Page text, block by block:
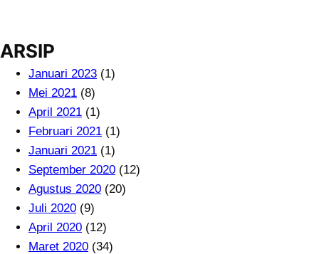
ARSIP
Januari 2023 (1)
Mei 2021 (8)
April 2021 (1)
Februari 2021 (1)
Januari 2021 (1)
September 2020 (12)
Agustus 2020 (20)
Juli 2020 (9)
April 2020 (12)
Maret 2020 (34)